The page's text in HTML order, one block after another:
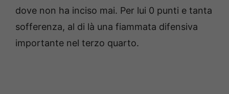
dove non ha inciso mai. Per lui 0 punti e tanta
sofferenza, al di là una fiammata difensiva
importante nel terzo quarto.